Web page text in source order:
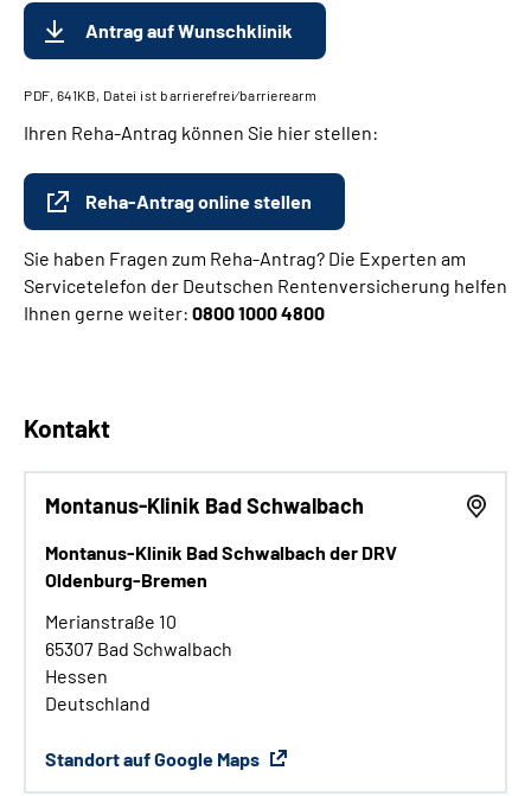
Antrag auf Wunschklinik
PDF, 641KB, Datei ist barrierefrei⁄barrierearm
Ihren Reha-Antrag können Sie hier stellen:
Reha-Antrag online stellen
Sie haben Fragen zum Reha-Antrag? Die Experten am
Servicetelefon der Deutschen Rentenversicherung helfen
Ihnen gerne weiter: 0800 1000 4800
Kontakt
Montanus-Klinik Bad Schwalbach
Montanus-Klinik Bad Schwalbach der DRV
Oldenburg-Bremen
Merianstraße 10
65307 Bad Schwalbach
Hessen
Deutschland
Standort auf Google Maps